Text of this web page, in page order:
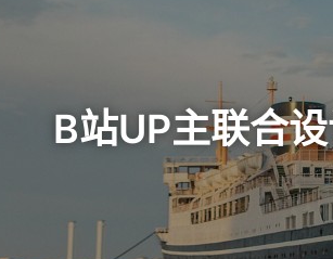
B站UP主联合